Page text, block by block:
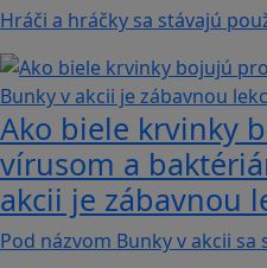
Hráči a hráčky sa stávajú
Ako biele krvinky
vírusom a
akcii je zábavnou
Pod názvom Bunky v akcii